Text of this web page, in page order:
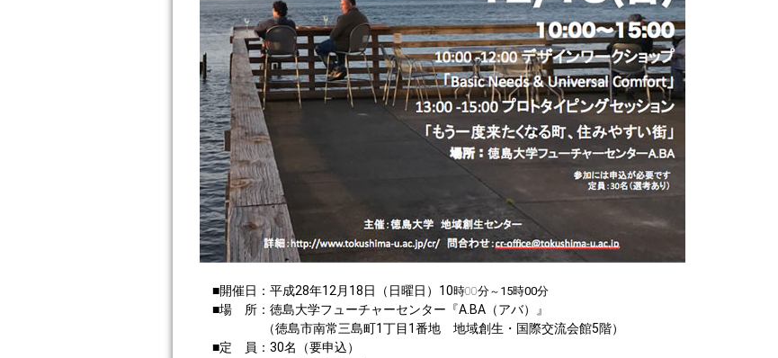
■開催日：平成28年12月18日（日曜日）10時00分～ 15時00分
■場 所：徳島大学フューチャーセンター『A.BA（アバ）』
（徳島市南常三島町1丁目1番地 地域創生・国際交流会館5階）
■定 員：30名（要申込）